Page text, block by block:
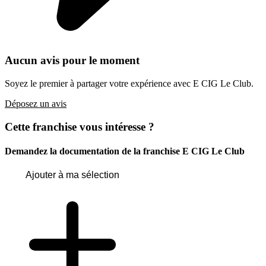
Aucun avis pour le moment
Soyez le premier à partager votre expérience avec E CIG Le Club.
Déposez un avis
Cette franchise vous intéresse ?
Demandez la documentation de la franchise E CIG Le Club
Ajouter à ma sélection